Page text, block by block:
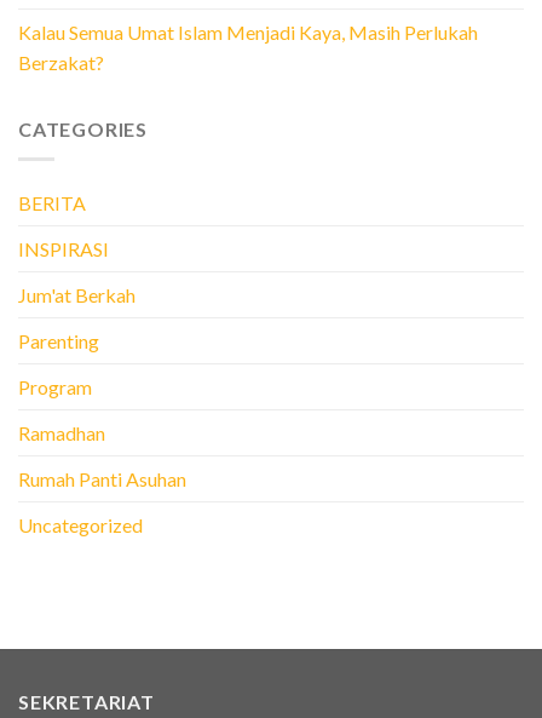
Kalau Semua Umat Islam Menjadi Kaya, Masih Perlukah
Berzakat?
CATEGORIES
BERITA
INSPIRASI
Jum'at Berkah
Parenting
Program
Ramadhan
Rumah Panti Asuhan
Uncategorized
SEKRETARIAT